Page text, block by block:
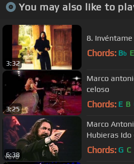
You may also like to
3:32
8.
Chords: Bb E
3:25
Marco
celoso
Chords: E B
6:38
Marco
Hubieras Ido
Chords: G C